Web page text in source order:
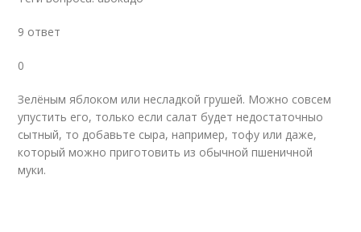
9 ответ
0
Зелёным яблоком или несладкой грушей. Можно совсем
упустить его, только если салат будет недостаточныо
сытный, то добавьте сыра, например, тофу или даже,
который можно приготовить из обычной пшеничной
муки.